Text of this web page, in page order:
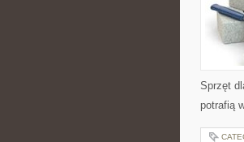
Sprzęt
potrafią